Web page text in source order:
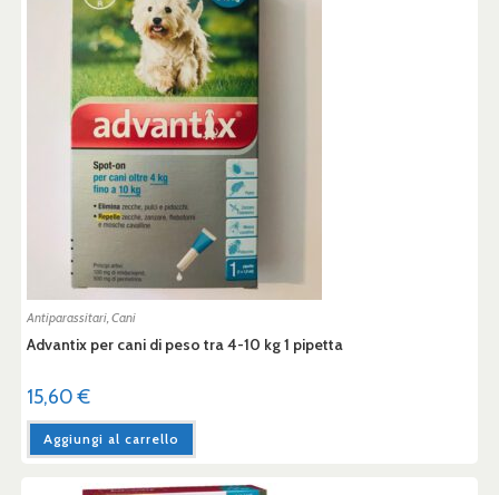
Antiparassitari, Cani
Advantix per cani di peso tra 4-10 kg 1 pipetta
15,60€
Aggiungi al carrello